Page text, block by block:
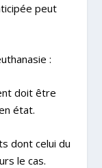
peut
:
doit être
état.
dont celui du
le cas.